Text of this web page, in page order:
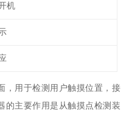
机
，用于检测用户触摸位置，接
的主要作用是从触摸点检测装